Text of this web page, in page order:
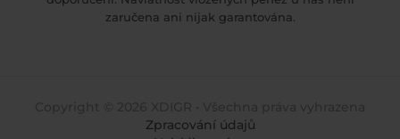
zaručena ani nijak garantována.
Zpracování údajů